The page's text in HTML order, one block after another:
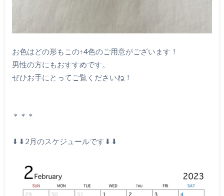
お色はどの形もこの↑4色のご用意がございます！
男性の方にもおすすめです。
ぜひお手にとってご覧くださいね！
＊＊＊
⬇︎⬇︎2月のスケジュールです⬇︎⬇︎